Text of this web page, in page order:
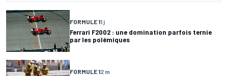
FORMULE 11 j
Ferrari F2002 : une domination parfois ternie
par les polémiques
FORMULE 12 m